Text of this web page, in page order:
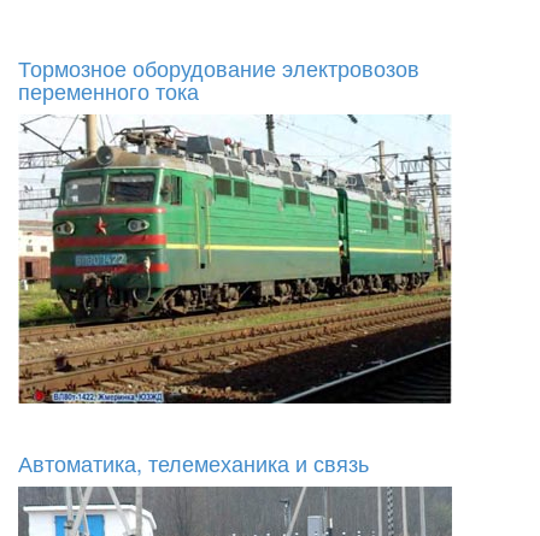
Тормозное оборудование электровозов
переменного тока
Автоматика, телемеханика и связь